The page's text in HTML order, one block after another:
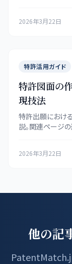
2026年3月22日
特許活用ガイド
特許図面の
現技法
特許出願におけ
説。関連ページ
2026年3月22日
他の記